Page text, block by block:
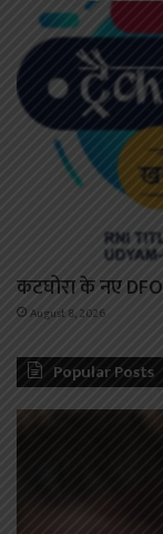
कटघोरा के नए
August 8, 2026
Popular Posts